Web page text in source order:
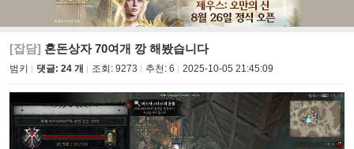
[잡담] 혼돈상자 70여개 깡 해봤습니다
범키 댓글: 24 개 조회: 9273 추천: 6 2025-10-05 21:45:09